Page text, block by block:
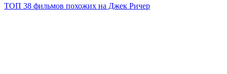
ТОП 38 фильмов похожих на Джек Ричер